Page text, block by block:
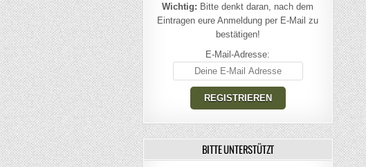
Wichtig: Bitte denkt daran, nach dem
Eintragen eure Anmeldung per E-Mail zu
bestätigen!
E-Mail-Adresse:
BITTE UNTERSTÜTZT